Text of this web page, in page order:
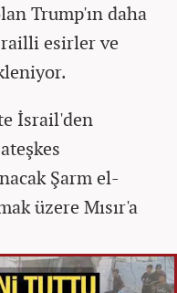
Trump'ın daha
esirler ve
İsrail'den
Şarm el-
üzere Mısır'a